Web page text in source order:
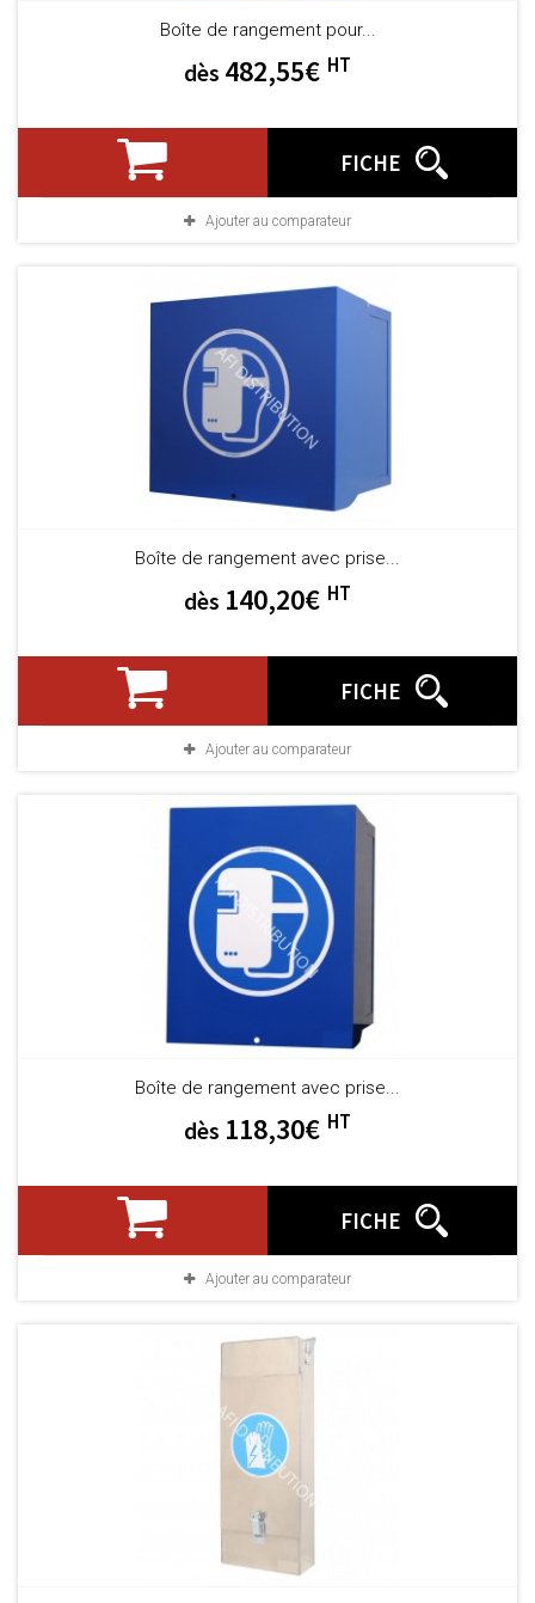
Boîte de rangement pour...
dès 482,55€ HT
FICHE
Ajouter au comparateur
Boîte de rangement avec prise...
dès 140,20€ HT
FICHE
Ajouter au comparateur
Boîte de rangement avec prise...
dès 118,30€ HT
FICHE
Ajouter au comparateur